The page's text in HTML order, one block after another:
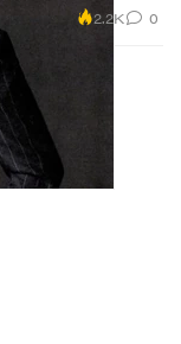
2.2K 0